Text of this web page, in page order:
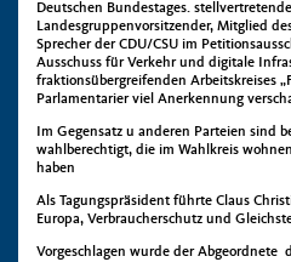
Deutschen Bundestages.
Landesgruppenvorsitzender, Mitglied
Sprecher der CDU/CSU im
Ausschuss für Verkehr und digitale
fraktionsübergreifenden Arbeitskreises
Parlamentarier viel Anerkennung
Im Gegensatz u anderen Parteien sind
wahlberechtigt, die im Wahlkreis
haben
Als Tagungspräsident führte Claus
Europa, Verbraucherschutz und
Vorgeschlagen wurde der Abgeordnete